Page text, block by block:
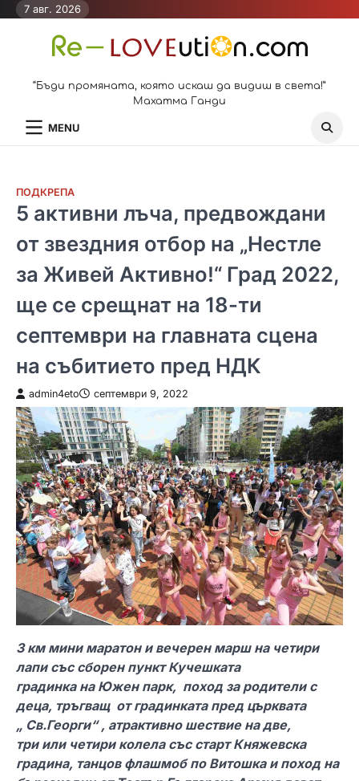
Skip7 авг. 2026
“Бъди промяната, която искаш да видиш в света!”
Махатма Ганди
MENU
ПОДКРЕПА
5 активни лъча, предвождани
от звездния отбор на „Нестле
за Живей Активно!“ Град 2022,
ще се срещнат на 18-ти
септември на главната сцена
на събитието пред НДК
admin4eto септември 9, 2022
3 км мини маратон и вечерен маршна четири
лаписъс сборен пунктКучешката
градинка наЮжен парк, поход за родители с
деца, тръгващ отградинката пред църквата
„ Св.Георги“ , атрактивно шествие на две,
трииличетири колела със старт Княжевска
градина, танцов флашмоб по Витошка и поход на